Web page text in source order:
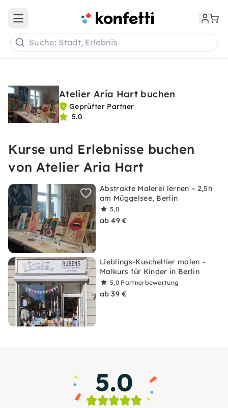
Open main menu
Suche: Stadt, Erlebnis
Atelier Aria Hart buchen
Geprüfter Partner
5.0
Kurse und Erlebnisse buchen
von Atelier Aria Hart
Abstrakte Malerei lernen – 2,5h
am Müggelsee, Berlin
5,0
ab 49 €
Lieblings-Kuscheltier malen –
Malkurs für Kinder in Berlin
5,0 Partnerbewertung
ab 39 €
5.0